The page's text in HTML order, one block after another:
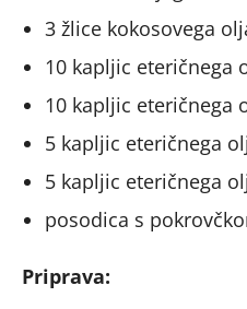
3 žlice kokosovega
10 kapljic eteričnega
10 kapljic eteričnega
5 kapljic eteričnega
5 kapljic eteričnega
posodica s
Priprava: